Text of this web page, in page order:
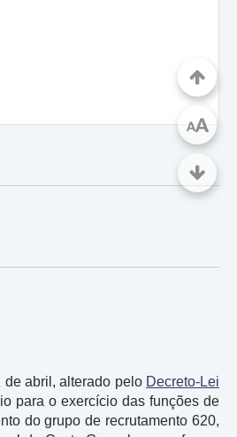
de abril, alterado pelo Decreto-Lei
para o exercício das funções de
do grupo de recrutamento 620,
AA